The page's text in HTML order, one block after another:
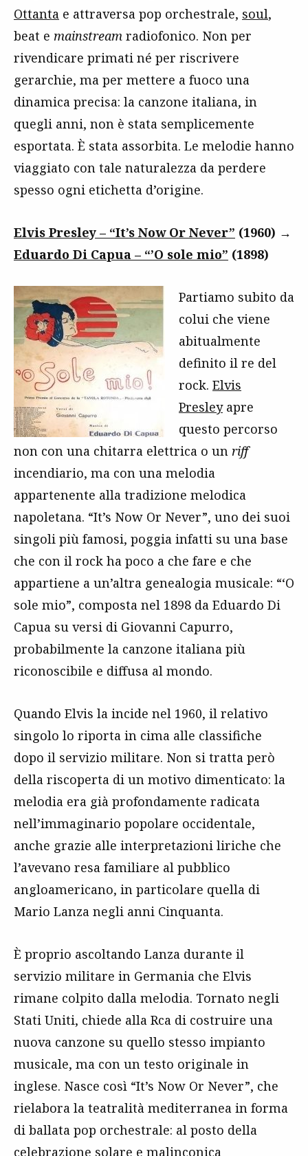
Ottanta e attraversa pop orchestrale, soul,
beat e mainstream radiofonico. Non per
rivendicare primati né per riscrivere
gerarchie, ma per mettere a fuoco una
dinamica precisa: la canzone italiana, in
quegli anni, non è stata semplicemente
esportata. È stata assorbita. Le melodie hanno
viaggiato con tale naturalezza da perdere
spesso ogni etichetta d’origine.
Elvis Presley – “It’s Now Or Never” (1960) →
Eduardo Di Capua – “’O sole mio” (1898)
Partiamo subito da
colui che viene
abitualmente
definito il re del
rock. Elvis
Presleyapre
questo percorso
non con una chitarra elettrica o un riff
incendiario, ma con una melodia
appartenente alla tradizione melodica
napoletana. “It’s Now Or Never”, uno dei suoi
singoli più famosi, poggia infatti su una base
che con il rock ha poco a che fare e che
appartiene a un’altra genealogia musicale: “‘O
sole mio”, composta nel 1898 da Eduardo Di
Capua su versi di Giovanni Capurro,
probabilmente la canzone italiana più
riconoscibile e diffusa al mondo.
Quando Elvis la incide nel 1960, il relativo
singolo lo riporta in cima alle classifiche
dopo il servizio militare. Non si tratta però
della riscoperta di un motivo dimenticato: la
melodia era già profondamente radicata
nell’immaginario popolare occidentale,
anche grazie alle interpretazioni liriche che
l’avevano resa familiare al pubblico
angloamericano, in particolare quella di
Mario Lanza negli anni Cinquanta.
È proprio ascoltando Lanza durante il
servizio militare in Germania che Elvis
rimane colpito dalla melodia. Tornato negli
Stati Uniti, chiede alla Rca di costruire una
nuova canzone su quello stesso impianto
musicale, ma con un testo originale in
inglese. Nasce così “It’s Now Or Never”, che
rielabora la teatralità mediterranea in forma
di ballata pop orchestrale: al posto della
celebrazione solare e malinconica